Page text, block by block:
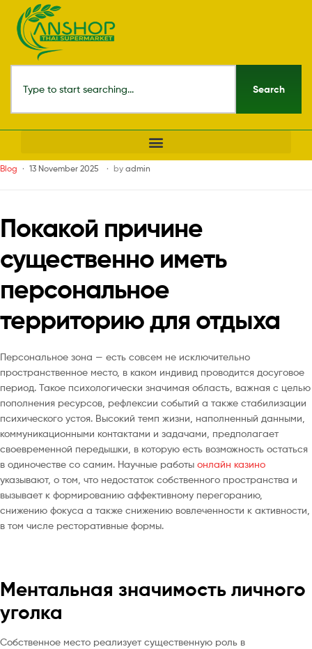
Search
Blog 13 November 2025 by admin
Покакой причине
существенно иметь
персональное
территорию для отдыха
Персональное зона — есть совсем не исключительно
пространственное место, в каком индивид проводится досуговое
период. Такое психологически значимая область, важная с целью
пополнения ресурсов, рефлексии событий а также стабилизации
психического устоя. Высокий темп жизни, наполненный данными,
коммуникационными контактами и задачами, предполагает
своевременной передышки, в которую есть возможность остаться
в одиночестве со самим. Научные работы онлайн казино
указывают, о том, что недостаток собственного пространства и
вызывает к формированию аффективному перегоранию,
снижению фокуса а также снижению вовлеченности к активности,
в том числе ресторативные формы.
Ментальная значимость личного
уголка
Собственное место реализует существенную роль в